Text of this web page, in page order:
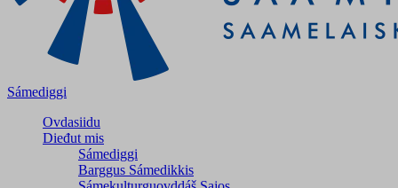
Sámediggi
Ovdasiidu
Dieđut mis
Sámediggi
Barggus Sámedikkis